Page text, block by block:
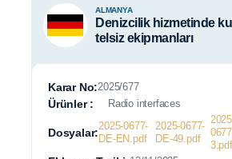
ALMANYA
Denizcilik hizmetinde
telsiz ekipmanları
Karar No:2025/677
Ürünler : Radio interfaces
Dosyalar:
2025-0677-
DE-EN.pdf
2025-0677-
DE-49.pdf
3.pdf